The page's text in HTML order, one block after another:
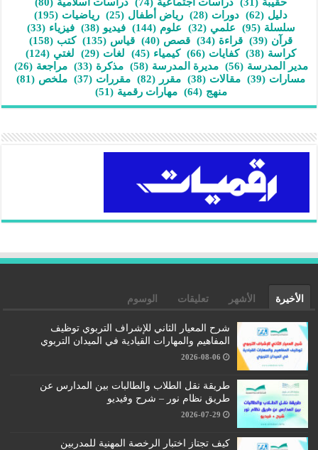
دليل (62) دورات (28) رياض أطفال (25) رياضيات (195)
سلسلة (95) علمي (32) علوم (144) فيديو (38) فيزياء (33)
قرآن (39) قراءة (34) قصص (40) قياس (135) كتب (158)
كراسة (38) كفايات (66) كيمياء (45) لغات (29) لغتي (124)
مدير المدرسة (56) مديرة المدرسة (58) مذكرة (33) مراجعة (26)
مسارات (39) مقالات (38) مقرر (82) مقررات (37) ملخص (81)
منهج (64) مهارات رقمية (51)
الأخيرة الأشهر تعليقات الوسوم
شرح المعيار الثاني للإشراف التربوي توظيف
المفاهيم والمهارات القيادية في الميدان التربوي
2026-08-06
طريقة نقل الطلاب والطالبات بين المدارس عن
طريق نظام نور – شرح وفيديو
2026-07-29
كيف تجتاز اختبار الرخصة المهنية للمدربين